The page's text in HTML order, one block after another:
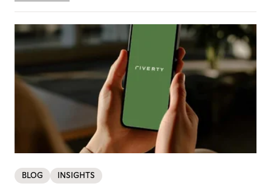
BLOG INSIGHTS